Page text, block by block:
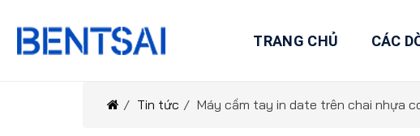
content
TRANG CHỦ CÁC
/ Tin tức / Máy cầm tay in date trên chai nhựa